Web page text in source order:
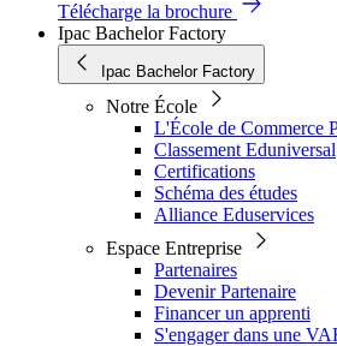
Télécharge la brochure
Ipac Bachelor Factory
Ipac Bachelor Factory
Notre École
L'École de Commerce
Classement Eduniversal
Certifications
Schéma des études
Alliance Eduservices
Espace Entreprise
Partenaires
Devenir Partenaire
Financer un apprenti
S'engager dans une